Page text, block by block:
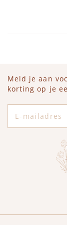
Meld je aan
korting op je